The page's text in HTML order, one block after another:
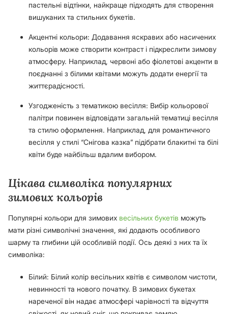
пастельні відтінки, найкраще підходять для створення
вишуканих та стильних букетів.
Акцентні кольори: Додавання яскравих або насичених
кольорів може створити контраст і підкреслити зимову
атмосферу. Наприклад, червоні або фіолетові акценти в
поєднанні з білими квітами можуть додати енергії та
життєрадісності.
Узгодженість з тематикою весілля: Вибір кольорової
палітри повинен відповідати загальній тематиці весілля
та стилю оформлення. Наприклад, для романтичного
весілля у стилі “Снігова казка” підібрати блакитні та білі
квіти буде найбільш вдалим вибором.
Цікава символіка популярних
зимових кольорів
Популярні кольори для зимових весільних букетів можуть
мати різні символічні значення, які додають особливого
шарму та глибини цій особливій події. Ось деякі з них та їх
символіка:
Білий: Білий колір весільних квітів є символом чистоти,
невинності та нового початку. В зимових букетах
нареченої він надає атмосфері чарівності та відчуття